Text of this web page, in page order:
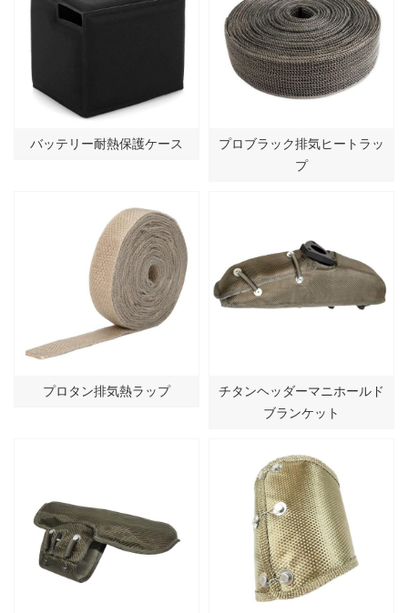
バッテリー耐熱保護ケース
プロブラック排気ヒートラッ
プ
プロタン排気熱ラップ
チタンヘッダーマニホールド
ブランケット